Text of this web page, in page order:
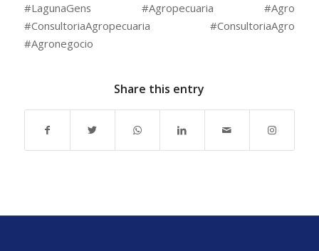
#LagunaGens #Agropecuaria #Agro
#ConsultoriaAgropecuaria #ConsultoriaAgro
#Agronegocio
Share this entry